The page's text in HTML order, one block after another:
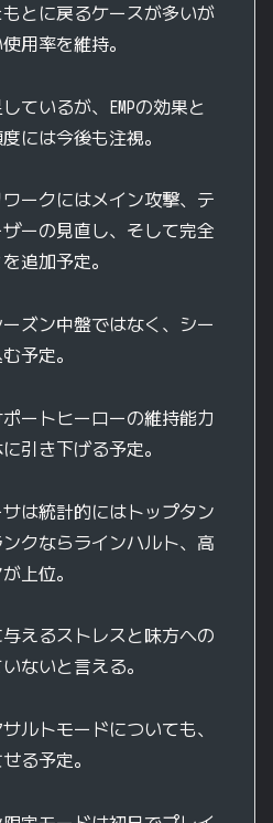
とに戻るケースが多いが
用率を維持。
ているが、EMPの効果と
には今後も注視。
ークにはメイン攻撃、テ
ーの見直し、そして完全
追加予定。
ズン中盤ではなく、シー
予定。
ートヒーローの維持能力
引き下げる予定。
は統計的にはトップタン
クならラインハルト、高
上位。
えるストレスと味方への
ないと言える。
ルトモードについても、
る予定。